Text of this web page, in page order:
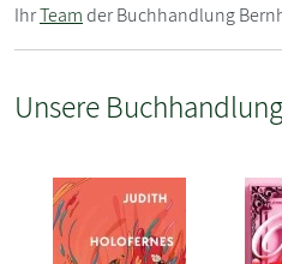
IhrTeamder Buchhandlung
Unsere